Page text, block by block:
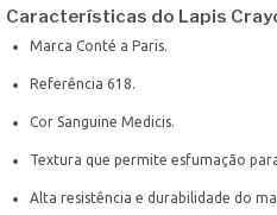
Características do Lapis
Marca Conté a Paris.
Referência 618.
Cor Sanguine Medicis.
Textura que permite esfumação
Alta resistência e durabilidade do